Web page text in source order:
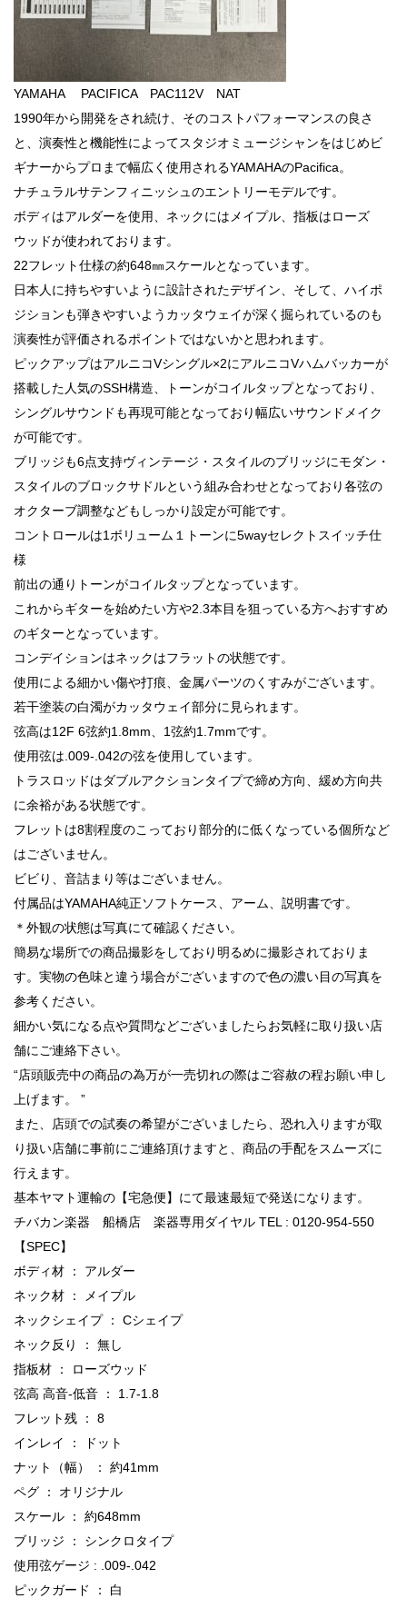
YAMAHA PACIFICA PAC112V NAT
1990年から開発をされ続け、そのコストパフォーマンスの良さ
と、演奏性と機能性によってスタジオミュージシャンをはじめビ
ギナーからプロまで幅広く使用されるYAMAHAのPacifica。
ナチュラルサテンフィニッシュのエントリーモデルです。
ボディはアルダーを使用、ネックにはメイプル、指板はローズ
ウッドが使われております。
22フレット仕様の約648㎜スケールとなっています。
日本人に持ちやすいように設計されたデザイン、そして、ハイポ
ジションも弾きやすいようカッタウェイが深く掘られているのも
演奏性が評価されるポイントではないかと思われます。
ピックアップはアルニコVシングル×2にアルニコVハムバッカーが
搭載した人気のSSH構造、トーンがコイルタップとなっており、
シングルサウンドも再現可能となっており幅広いサウンドメイク
が可能です。
ブリッジも6点支持ヴィンテージ・スタイルのブリッジにモダン・
スタイルのブロックサドルという組み合わせとなっており各弦の
オクターブ調整などもしっかり設定が可能です。
コントロールは1ボリューム１トーンに5wayセレクトスイッチ仕
様
前出の通りトーンがコイルタップとなっています。
これからギターを始めたい方や2.3本目を狙っている方へおすすめ
のギターとなっています。
コンデイションはネックはフラットの状態です。
使用による細かい傷や打痕、金属パーツのくすみがございます。
若干塗装の白濁がカッタウェイ部分に見られます。
弦高は12F 6弦約1.8mm、1弦約1.7mmです。
使用弦は.009-.042の弦を使用しています。
トラスロッドはダブルアクションタイプで締め方向、緩め方向共
に余裕がある状態です。
フレットは8割程度のこっており部分的に低くなっている個所など
はございません。
ビビり、音詰まり等はございません。
付属品はYAMAHA純正ソフトケース、アーム、説明書です。
＊外観の状態は写真にて確認ください。
簡易な場所での商品撮影をしており明るめに撮影されておりま
す。実物の色味と違う場合がございますので色の濃い目の写真を
参考ください。
細かい気になる点や質問などございましたらお気軽に取り扱い店
舗にご連絡下さい。
“店頭販売中の商品の為万が一売切れの際はご容赦の程お願い申し
上げます。 ”
また、店頭での試奏の希望がございましたら、恐れ入りますが取
り扱い店舗に事前にご連絡頂けますと、商品の手配をスムーズに
行えます。
基本ヤマト運輸の【宅急便】にて最速最短で発送になります。
チバカン楽器 船橋店 楽器専用ダイヤル TEL : 0120-954-550
【SPEC】
ボディ材 ： アルダー
ネック材 ： メイプル
ネックシェイプ ： Cシェイプ
ネック反り ： 無し
指板材 ： ローズウッド
弦高 高音-低音 ： 1.7-1.8
フレット残 ： 8
インレイ ： ドット
ナット（幅） ： 約41mm
ペグ ： オリジナル
スケール ： 約648mm
ブリッジ ： シンクロタイプ
使用弦ゲージ : .009-.042
ピックガード ： 白